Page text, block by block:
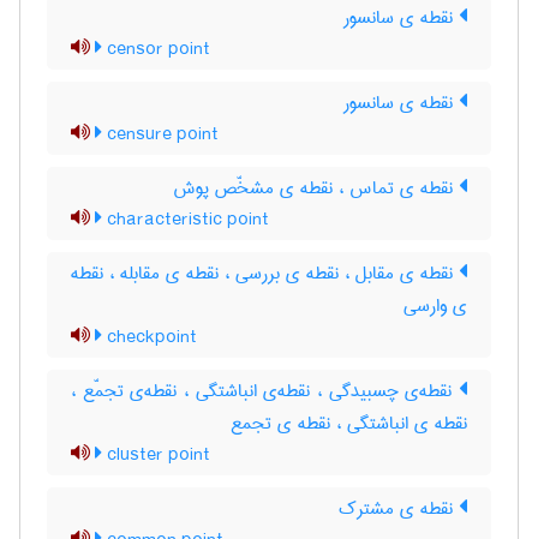
نقطه ی سانسور
censor point
نقطه ی سانسور
censure point
نقطه ی تماس ، نقطه ی مشخّص پوش
characteristic point
نقطه ی مقابل ، نقطه ی بررسی ، نقطه ی مقابله ، نقطه
ی وارسی
checkpoint
نقطه‌ی چسبیدگی ، نقطه‌ی انباشتگی ، نقطه‌ی تجمّع ،
نقطه ی انباشتگی ، نقطه ی تجمع
cluster point
نقطه ی مشترک